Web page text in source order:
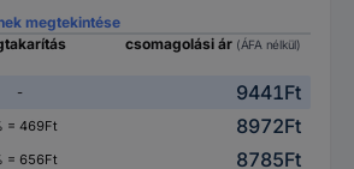
megtekintése
csomagolási ár (ÁFA nélkül)
-
9441Ft
= 469Ft
8972Ft
= 656Ft
8785Ft